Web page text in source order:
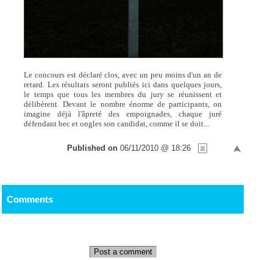
Le concours est déclaré clos, avec un peu moins d'un an de
retard. Les résultats seront publiés ici dans quelques jours,
le temps que tous les membres du jury se réunissent et
délibèrent. Devant le nombre énorme de participants, on
imagine déjà l'âpreté des empoignades, chaque juré
défendant bec et ongles son candidat, comme il se doit...
Published on 06/11/2010 @ 18:26
Comments
Post a comment